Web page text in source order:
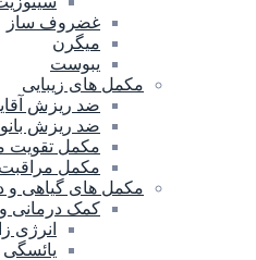
غضروف ساز
میگرن
یبوست
مکمل های زیبایی
ضد ریزش
ضد ریزش
مکمل تقویت
مکمل
مکمل های گیاهی و
کمک درمانی
انرژی
یائسگی